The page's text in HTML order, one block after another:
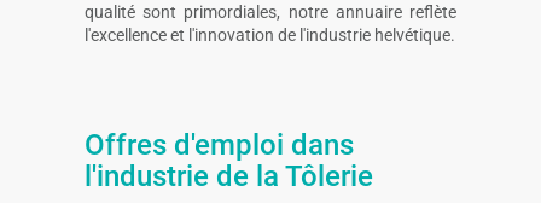
qualité sont primordiales, notre annuaire reflète
l'excellence et l'innovation de l'industrie helvétique.
Offres d'emploi dans
l'industrie de la Tôlerie